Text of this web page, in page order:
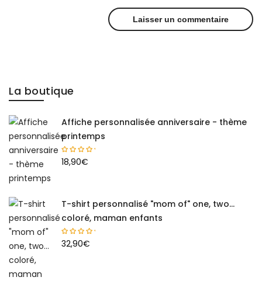
La boutique
Affiche personnalisée anniversaire - thème
printemps
18,90€
T-shirt personnalisé "mom of" one, two...
coloré, maman enfants
32,90€